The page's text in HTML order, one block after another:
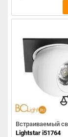
Встраиваемый
Lightstar i51764